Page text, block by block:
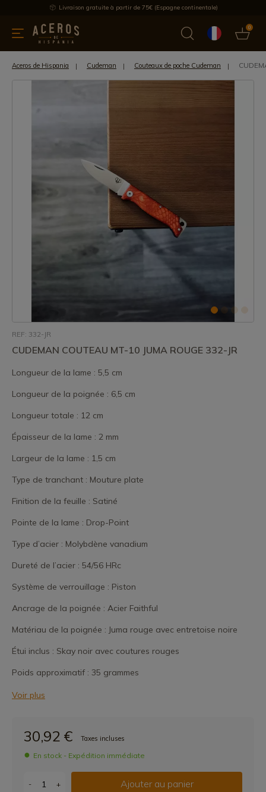
Livraison gratuite à partir de 75€ (Espagne continentale)
0
de cuisine Offre Dernières nouvelles Meilleures ventes
Aceros de Hispania Cudeman Couteaux de poche Cudeman
REF: 332-JR
CUDEMAN COUTEAU MT-10 JUMA ROUGE 332-JR
Longueur de la lame : 5,5 cm
Longueur de la poignée : 6,5 cm
Longueur totale : 12 cm
Épaisseur de la lame : 2 mm
Largeur de la lame : 1,5 cm
Type de tranchant : Mouture plate
Finition de la feuille : Satiné
Pointe de la lame : Drop-Point
Type d’acier : Molybdène vanadium
Dureté de l’acier : 54/56 HRc
Système de verrouillage : Piston
Ancrage de la poignée : Acier Faithful
Matériau de la poignée : Juma rouge avec entretoise noire
Étui inclus : Skay noir avec coutures rouges
Poids approximatif : 35 grammes
Voir plus
30,92 € Taxes incluses
En stock - Expédition immédiate
- + Ajouter au panier